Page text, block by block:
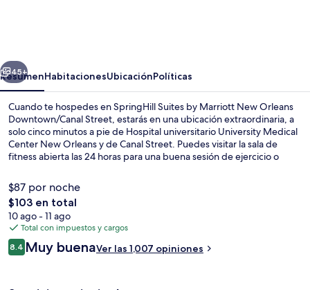
New
Orleans
Downtown/Canal
Street
Siguiente
45+
ResumenHabitacionesUbicaciónPolíticas
Cuando te hospedes en SpringHill Suites by Marriott New Orleans
Downtown/Canal Street, estarás en una ubicación extraordinaria, a
solo cinco minutos a pie de Hospital universitario University Medical
Center New Orleans y de Canal Street. Puedes visitar la sala de
fitness abierta las 24 horas para una buena sesión de ejercicio o
tanto Teatro Saenger como Teatro Joy están a solo 10 minutos a pie.
Otros visitantes hablan maravillas de las amenidades y
características como el personal amable. La propiedad está a una
corta distancia a pie de algunas opciones de transporte público:
Canal at South Claiborne Stop está a 2 minutos y Canal at North
Claiborne Stop está a 3 minutos.
$87 por noche
El
precio
total
es
de
$103 en total
10 ago - 11 ago
Total con impuestos y cargos
Opiniones
8.48.4 de 10,
Muy buenaVer las 1,007 opiniones